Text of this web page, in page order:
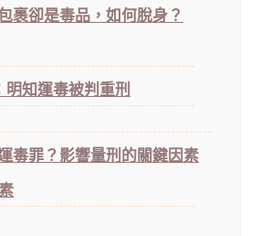
裹卻是毒品，如何脫身？
明知運毒被判重刑
毒罪？影響量刑的關鍵因素